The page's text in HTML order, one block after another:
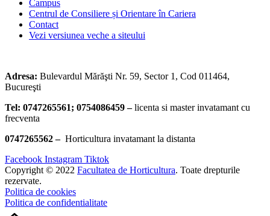
Campus
Centrul de Consiliere și Orientare în Cariera
Contact
Vezi versiunea veche a siteului
Adresa: Bulevardul Mărăşti Nr. 59, Sector 1, Cod 011464,
Bucureşti
Tel: 0747265561; 0754086459 –licenta si master invatamant cu
frecventa
0747265562 – Horticultura invatamant la distanta
Facebook Instagram Tiktok
Copyright © 2022 Facultatea de Horticultura. Toate drepturile
rezervate.
Politica de cookies
Politica de confidentialitate